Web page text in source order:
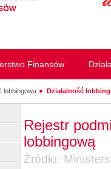
Finansów
lobbingowa Działalność
Rejestr
lobbingową
Źródło: